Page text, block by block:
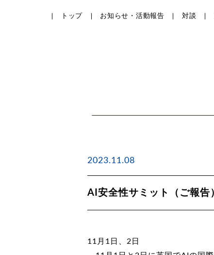
トップ お知らせ・活動報告 対談
2023.11.08
AI安全性サミット（ご報告
11月1日、2日